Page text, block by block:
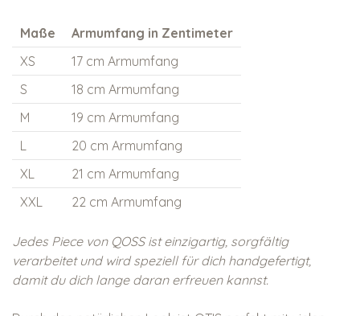
Maße
Armumfang in Zentimeter
XS
17 cm Armumfang
S
18 cm Armumfang
M
19 cm Armumfang
L
20 cm Armumfang
XL
21 cm Armumfang
XXL
22 cm Armumfang
Jedes Piece von QOSS ist einzigartig, sorgfältig
verarbeitet und wird speziell für dich handgefertigt,
damit du dich lange daran erfreuen kannst.